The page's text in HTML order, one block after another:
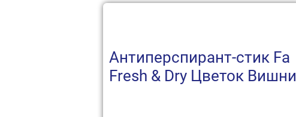
Антиперспирант-стик Fa
Fresh & Dry Цветок Вишни